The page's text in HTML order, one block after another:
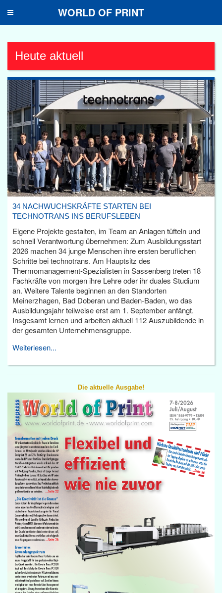
Toggle
WORLD OF PRINT
Heute aktuell
34 NACHWUCHSKRÄFTE STARTEN BEI
TECHNOTRANS INS BERUFSLEBEN
Eigene Projekte gestalten, im Team an Anlagen tüfteln und
schnell Verantwortung übernehmen: Zum Ausbildungsstart
2026 machen 34 junge Menschen ihre ersten beruflichen
Schritte bei technotrans. Am Hauptsitz des
Thermomanagement-Spezialisten in Sassenberg treten 18
Fachkräfte von morgen ihre Lehre oder ihr duales Studium
an. Weitere Talente beginnen an den Standorten
Meinerzhagen, Bad Doberan und Baden-Baden, wo das
Ausbildungsjahr teilweise erst am 1. September anfängt.
Insgesamt lernen und arbeiten aktuell 112 Auszubildende in
der gesamten Unternehmensgruppe.
Weiterlesen...
Die aktuelle Ausgabe!